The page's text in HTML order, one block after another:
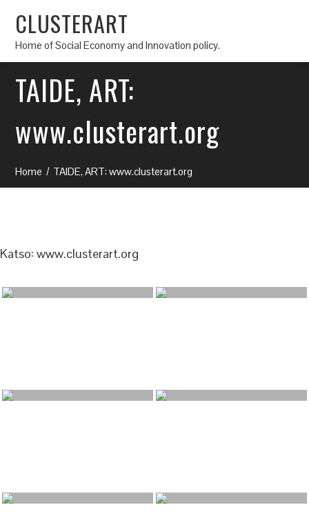
CLUSTERART
Home of Social Economy and Innovation policy.
TAIDE, ART:
www.clusterart.org
Home TAIDE, ART: www.clusterart.org
Katso: www.clusterart.org